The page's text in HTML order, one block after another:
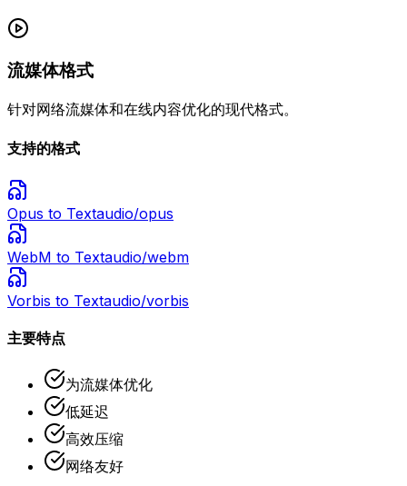
流媒体格式
针对网络流媒体和在线内容优化的现代格式。
支持的格式
Opus to Textaudio/opus
WebM to Textaudio/webm
Vorbis to Textaudio/vorbis
主要特点
为流媒体优化
低延迟
高效压缩
网络友好